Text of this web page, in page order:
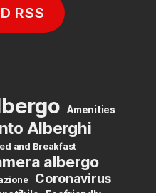
RSS
Amenities
Alberghi
and Breakfast
albergo
Coronavirus